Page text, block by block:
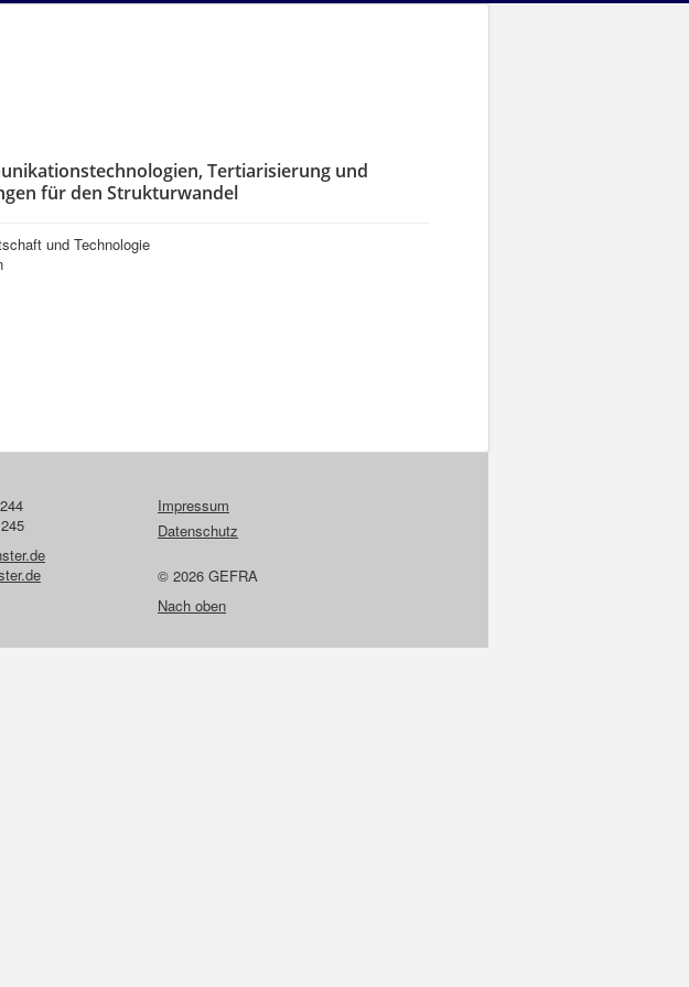
Tertiarisierung und
für den Strukturwandel
und Technologie
Impressum
Datenschutz
© 2026 GEFRA
Nach oben